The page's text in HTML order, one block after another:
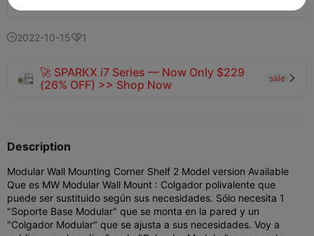
2022-10-151
🚀 SPARKX i7 Series — Now Only $229
(26% OFF) >> Shop Now
sale 
Description
Modular Wall Mounting Corner Shelf 2 Model version Available
Que es MW Modular Wall Mount : Colgador polivalente que
puede ser sustituido según sus necesidades. Sólo necesita 1
"Soporte Base Modular" que se monta en la pared y un
"Colgador Modular" que se ajusta a sus necesidades. Voy a